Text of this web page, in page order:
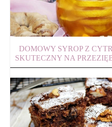
DOMOWY SYROP Z
SKUTECZNY NA